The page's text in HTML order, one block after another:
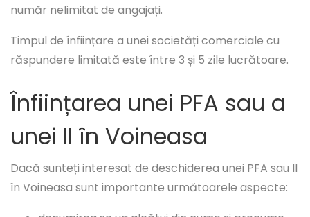
număr nelimitat de angajați.
Timpul de înființare a unei societăți comerciale cu
răspundere limitată este între 3 și 5 zile lucrătoare.
Înființarea unei PFA sau a
unei II în Voineasa
Dacă sunteți interesat de deschiderea unei PFA sau II
în Voineasa sunt importante următoarele aspecte: